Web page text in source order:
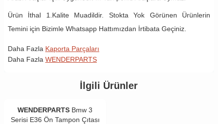
Ürün İthal 1.Kalite Muadildir. Stokta Yok Görünen Ürünlerin
Temini için Bizimle Whatsapp Hattımızdan İrtibata Geçiniz.
Daha Fazla Kaporta Parçaları
Daha Fazla WENDERPARTS
İlgili Ürünler
WENDERPARTS Bmw 3
Serisi E36 Ön Tampon Çıtası